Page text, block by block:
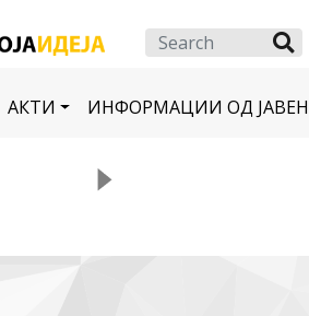
АКТИ ИНФОРМАЦИИ ОД ЈАВЕН